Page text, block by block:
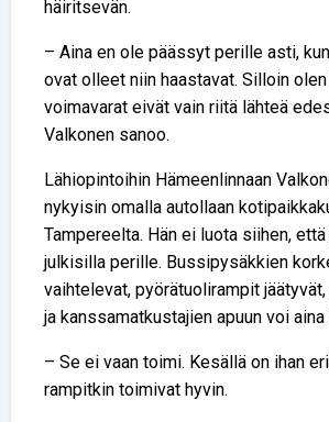
häiritsevän.
– Aina en ole päässyt perille asti,
ovat olleet niin haastavat. Silloin
voimavarat eivät vain riitä lähteä
Valkonen sanoo.
Lähiopintoihin Hämeenlinnaan
nykyisin omalla autollaan
Tampereelta. Hän ei luota siihen,
julkisilla perille. Bussipysäkkien
vaihtelevat, pyörätuolirampit
ja kanssamatkustajien apuun voi aina
– Se ei vaan toimi. Kesällä on ihan
rampitkin toimivat hyvin.